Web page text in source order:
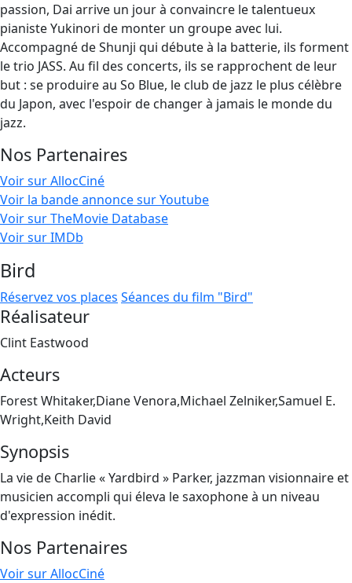
passion, Dai arrive un jour à convaincre le talentueux
pianiste Yukinori de monter un groupe avec lui.
Accompagné de Shunji qui débute à la batterie, ils forment
le trio JASS. Au fil des concerts, ils se rapprochent de leur
but : se produire au So Blue, le club de jazz le plus célèbre
du Japon, avec l'espoir de changer à jamais le monde du
jazz.
Nos Partenaires
Voir sur AllocCiné
Voir la bande annonce sur Youtube
Voir sur TheMovie Database
Voir sur IMDb
Bird
Réservez vos places Séances du film "Bird"
Réalisateur
Clint Eastwood
Acteurs
Forest Whitaker,Diane Venora,Michael Zelniker,Samuel E.
Wright,Keith David
Synopsis
La vie de Charlie « Yardbird » Parker, jazzman visionnaire et
musicien accompli qui éleva le saxophone à un niveau
d'expression inédit.
Nos Partenaires
Voir sur AllocCiné